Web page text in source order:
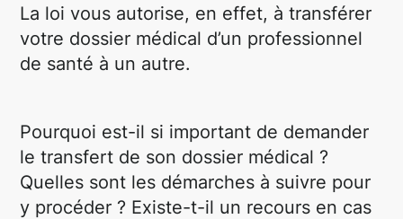
La loi vous autorise, en effet, à transférer
votre dossier médical d’un professionnel
de santé à un autre.
Pourquoi est-il si important de demander
le transfert de son dossier médical ?
Quelles sont les démarches à suivre pour
y procéder ? Existe-t-il un recours en cas